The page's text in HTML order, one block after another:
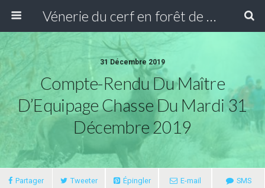
Vénerie du cerf en forêt de Compiègne
31 Décembre 2019
Compte-Rendu Du Maître
D’Equipage Chasse Du Mardi 31
Décembre 2019
Partager Tweeter Épingler E-mail SMS